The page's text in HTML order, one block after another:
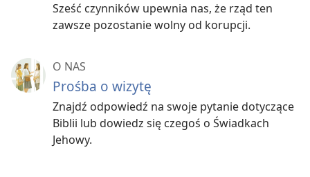
Sześć czynników upewnia nas, że rząd ten
zawsze pozostanie wolny od korupcji.
O NAS
Prośba o wizytę
Znajdź odpowiedź na swoje pytanie dotyczące
Biblii lub dowiedz się czegoś o Świadkach
Jehowy.